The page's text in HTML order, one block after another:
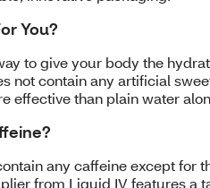
You?
to give your body the
not contain any artificial
effective than plain water
any caffeine except for
from Liquid IV features a